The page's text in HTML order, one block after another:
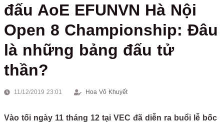
đấu AoE EFUNVN Hà Nội
Open 8 Championship: Đâu
là những bảng đấu tử
thần?
11/12/2019 23:01 Hoa Vô Khuyết
Vào tối ngày 11 tháng 12 tại VEC đã diễn ra buổi lễ bốc